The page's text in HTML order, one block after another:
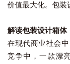
价值最大化。包装
解读包装设计箱体
在现代商业社会
竞争中，一款漂